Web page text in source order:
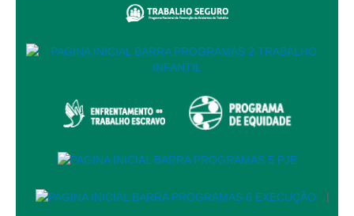
Atermação On-line - Interior de Roraima
Atermação On-line - Interior do Amazonas
Agendamento de Reclamação Verbal
Glossário
Consulta de Pautas
Calendário das Sessões da 1ª Turma 2026 |